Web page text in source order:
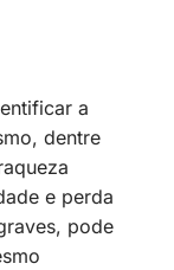
a
dentre
e perda
pode